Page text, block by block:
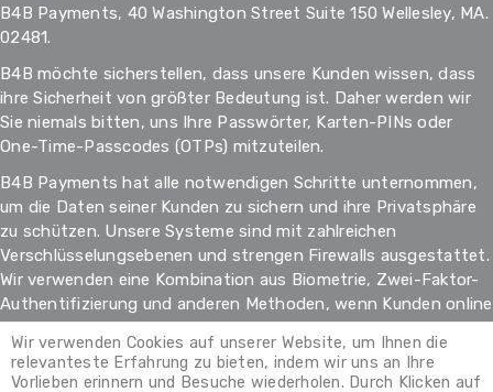
B4B Payments, 40 Washington Street Suite 150 Wellesley, MA.
02481.
B4B möchte sicherstellen, dass unsere Kunden wissen, dass
ihre Sicherheit von größter Bedeutung ist. Daher werden wir
Sie niemals bitten, uns Ihre Passwörter, Karten-PINs oder
One-Time-Passcodes (OTPs) mitzuteilen.
B4B Payments hat alle notwendigen Schritte unternommen,
um die Daten seiner Kunden zu sichern und ihre Privatsphäre
zu schützen. Unsere Systeme sind mit zahlreichen
Verschlüsselungsebenen und strengen Firewalls ausgestattet.
Wir verwenden eine Kombination aus Biometrie, Zwei-Faktor-
Authentifizierung und anderen Methoden, wenn Kunden online
oder über unsere App auf unsere Dienste zugreifen.
Wir verwenden Cookies auf unserer Website, um Ihnen die
relevanteste Erfahrung zu bieten, indem wir uns an Ihre
Vorlieben erinnern und Besuche wiederholen. Durch Klicken auf